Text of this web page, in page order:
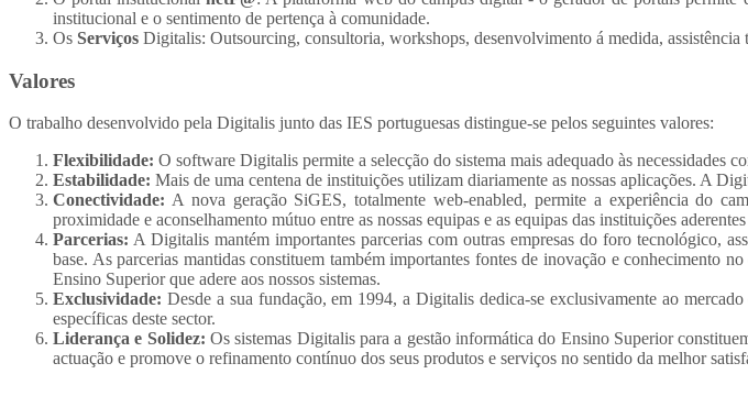
institucional e o sentimento de pertença à comunidade.
Os Serviços Digitalis: Outsourcing, consultoria, workshops, desenvolvimento á medida,
Valores
O trabalho desenvolvido pela Digitalis junto das IES portuguesas distingue-se pelos seguintes valores:
Flexibilidade: O software Digitalis permite a selecção do sistema mais adequado às necessidades
Estabilidade: Mais de uma centena de instituições utilizam diariamente as nossas aplicações. A
Conectividade: A nova geração SiGES, totalmente web-enabled, permite a experiência do
proximidade e aconselhamento mútuo entre as nossas equipas e as equipas das instituições
Parcerias: A Digitalis mantém importantes parcerias com outras empresas do foro tecnológico,
base. As parcerias mantidas constituem também importantes fontes de inovação e conhecimento
Ensino Superior que adere aos nossos sistemas.
Exclusividade: Desde a sua fundação, em 1994, a Digitalis dedica-se exclusivamente ao
específicas deste sector.
Liderança e Solidez: Os sistemas Digitalis para a gestão informática do Ensino Superior
actuação e promove o refinamento contínuo dos seus produtos e serviços no sentido da melhor